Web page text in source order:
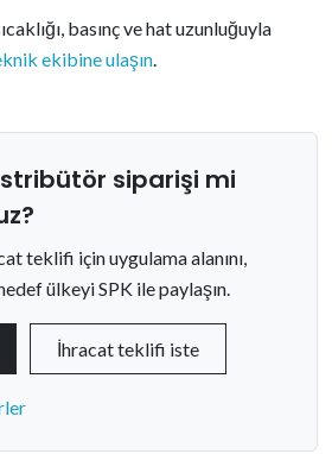
basınç ve hat uzunluğuyla
ekibine ulaşın.
siparişi mi
teklifi için uygulama alanını,
ülkeyi SPK ile paylaşın.
İhracat teklifi iste